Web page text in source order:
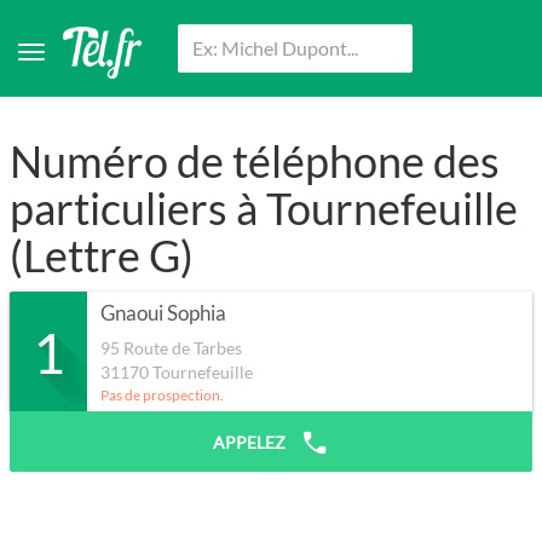
Numéro de téléphone des
particuliers à Tournefeuille
(Lettre G)
1
Gnaoui Sophia
95 Route de Tarbes
31170Tournefeuille
Pas de prospection.
APPELEZ